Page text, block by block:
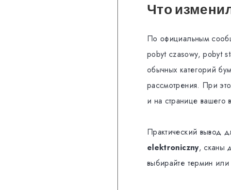
Что
По официальным
pobyt czasowy, pobyt
обычных категорий
рассмотрения. При
и на странице вашего
Практический вывод
elektroniczny, сканы
выбирайте термин